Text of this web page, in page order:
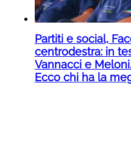
Partiti e social,
centrodestra: in
Vannacci e
Ecco chi ha la